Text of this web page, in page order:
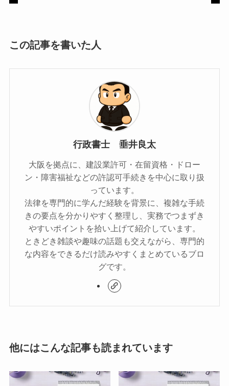
この記事を書いた人
行政書士 垂井良太
大阪を拠点に、建設業許可・在留資格・ドロー
ン・障害福祉などの許認可手続きを中心に取り扱
っています。
法律を専門的に学んだ経験を背景に、複雑な手続
きの要点を分かりやすく整理し、実務でつまずき
やすいポイントを拾い上げて紹介しています。
ときどき雑談や趣味の話題も交えながら、専門的
な内容をできるだけ読みやすくまとめているブロ
グです。
他にはこんな記事も読まれています